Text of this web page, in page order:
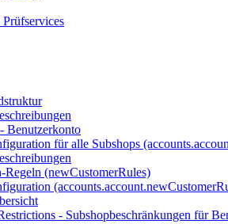
Benutzerkonto
für alle Subshops
Regeln (newCustomerRules)
- Subshopbeschränkungen für